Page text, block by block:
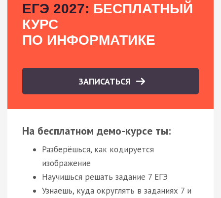
ЕГЭ 2027: БЕСПЛАТНЫЙ
КУРС
ПО ИНФОРМАТИКЕ
ЗАПИСАТЬСЯ
На бесплатном демо-курсе ты:
Разберёшься, как кодируется
изображение
Научишься решать задание 7 ЕГЭ
Узнаешь, куда округлять в заданиях 7 и